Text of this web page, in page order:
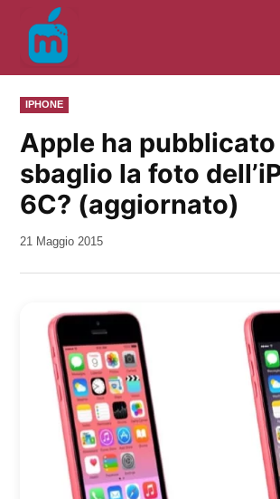
contenuto
PUBBLICATO
IN
IPHONE
Apple ha
sbaglio la foto
6C? (aggiornato)
da
21 Maggio 2015